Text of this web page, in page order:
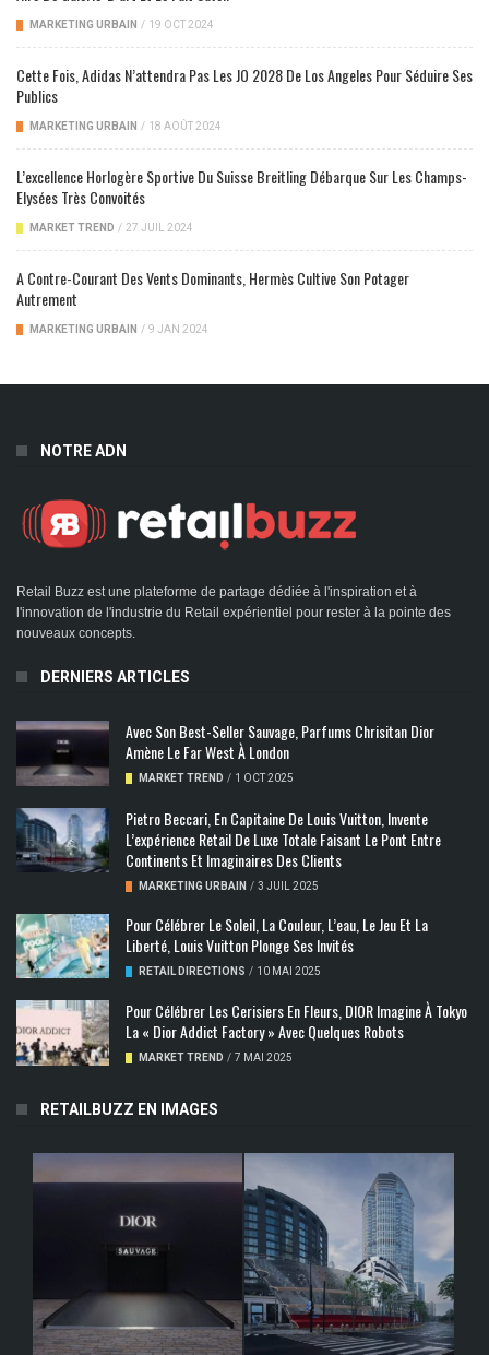
MARKETING URBAIN / 19 OCT 2024
Cette Fois, Adidas N’attendra Pas Les JO 2028 De Los Angeles Pour Séduire Ses
Publics
MARKETING URBAIN / 18 AOÛT 2024
L’excellence Horlogère Sportive Du Suisse Breitling Débarque Sur Les Champs-
Elysées Très Convoités
MARKET TREND / 27 JUIL 2024
A Contre-Courant Des Vents Dominants, Hermès Cultive Son Potager
Autrement
MARKETING URBAIN / 9 JAN 2024
NOTRE ADN
Retail Buzz est une plateforme de partage dédiée à l'inspiration et à
l'innovation de l'industrie du Retail expérientiel pour rester à la pointe des
nouveaux concepts.
DERNIERS ARTICLES
Avec Son Best-Seller Sauvage, Parfums Chrisitan Dior
Amène Le Far West À London
MARKET TREND / 1 OCT 2025
Pietro Beccari, En Capitaine De Louis Vuitton, Invente
L’expérience Retail De Luxe Totale Faisant Le Pont Entre
Continents Et Imaginaires Des Clients
MARKETING URBAIN / 3 JUIL 2025
Pour Célébrer Le Soleil, La Couleur, L’eau, Le Jeu Et La
Liberté, Louis Vuitton Plonge Ses Invités
RETAIL DIRECTIONS / 10 MAI 2025
Pour Célébrer Les Cerisiers En Fleurs, DIOR Imagine À Tokyo
La « Dior Addict Factory » Avec Quelques Robots
MARKET TREND / 7 MAI 2025
RETAILBUZZ EN IMAGES